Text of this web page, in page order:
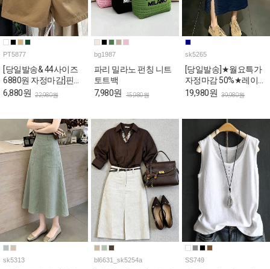
PT5877
[당일발송& 44사이즈
6880원 자정마감]핀턱
포인트 베이직 코튼 반
6,880원 22,980원
bg1987
파리 밀라노 펀칭 니트
토트백
7,980원 15,980원
sk5265
[당일발송]★월요특가
자정마감 50%★레이스
사이드 슬릿 A라인 스
19,980원 39,980원
sk5313 bl6631_sk5254a SS749